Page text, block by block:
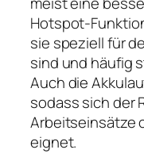
sie speziell für
sind und häufig
Auch die
sodass sich der
Arbeitseinsätze
eignet.